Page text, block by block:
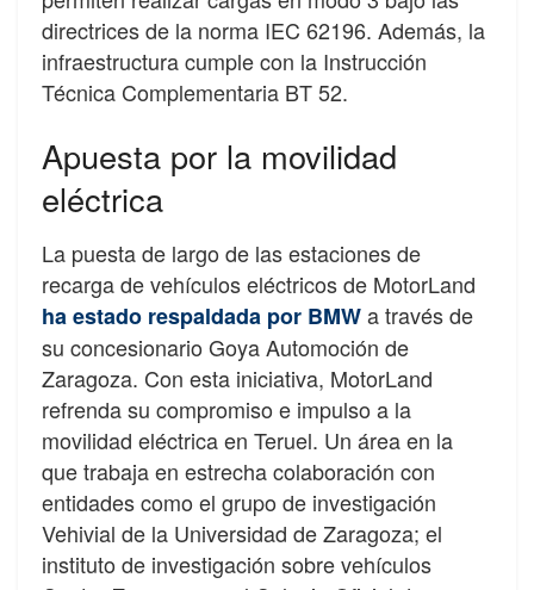
directrices de la norma IEC 62196. Además, la
infraestructura cumple con la Instrucción
Técnica Complementaria BT 52.
Apuesta por la movilidad
eléctrica
La puesta de largo de las estaciones de
recarga de vehículos eléctricos de MotorLand
ha estado respaldada por BMWa través de
su concesionario Goya Automoción de
Zaragoza. Con esta iniciativa, MotorLand
refrenda su compromiso e impulso a la
movilidad eléctrica en Teruel. Un área en la
que trabaja en estrecha colaboración con
entidades como el grupo de investigación
Vehivial de la Universidad de Zaragoza; el
instituto de investigación sobre vehículos